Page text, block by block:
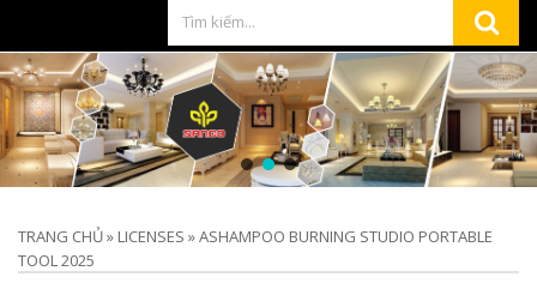
TRANG CHỦ» LICENSES »ASHAMPOO BURNING STUDIO PORTABLE
TOOL 2025